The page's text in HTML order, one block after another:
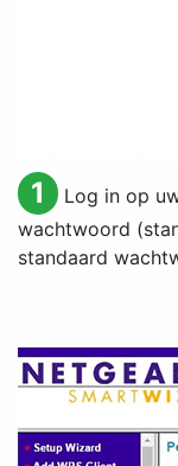
1
Log in op
wachtwoord
standaard